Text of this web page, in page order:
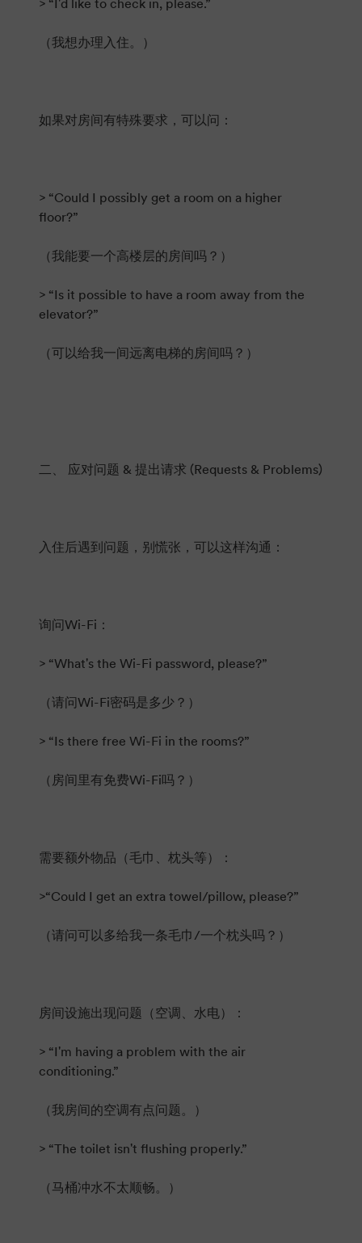
（我想办理入住。）
如果对房间有特殊要求，可以问：
> “Could I possibly get a room on a higher
floor?”
（我能要一个高楼层的房间吗？）
> “Is it possible to have a room away from the
elevator?”
（可以给我一间远离电梯的房间吗？）
二、 应对问题 & 提出请求 (Requests & Problems)
入住后遇到问题，别慌张，可以这样沟通：
询问Wi-Fi：
> “What's the Wi-Fi password, please?”
（请问Wi-Fi密码是多少？）
> “Is there free Wi-Fi in the rooms?”
（房间里有免费Wi-Fi吗？）
需要额外物品（毛巾、枕头等）：
>“Could I get an extra towel/pillow, please?”
（请问可以多给我一条毛巾/一个枕头吗？）
房间设施出现问题（空调、水电）：
> “I'm having a problem with the air
conditioning.”
（我房间的空调有点问题。）
> “The toilet isn't flushing properly.”
（马桶冲水不太顺畅。）